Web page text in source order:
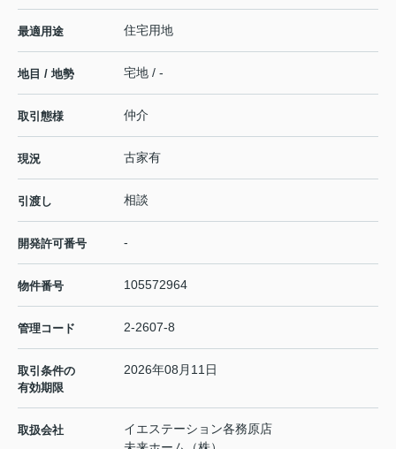
最適用途 住宅用地
地目 / 地勢 宅地 / -
取引態様 仲介
現況 古家有
引渡し 相談
開発許可番号 -
物件番号 105572964
管理コード 2-2607-8
取引条件の
有効期限
2026年08月11日
取扱会社
イエステーション各務原店